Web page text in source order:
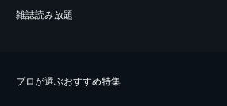
雑誌読み放題
プロが選ぶおすすめ特集